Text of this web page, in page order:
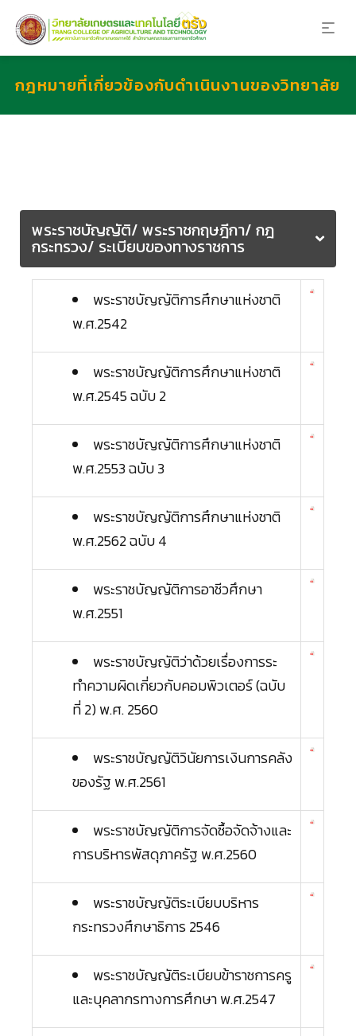
กฎหมายที่เกี่ยวข้องกับดำเนินงานของวิทยาลัย
พระราชบัญญัติ/ พระราชกฤษฎีกา/ กฎ
กระทรวง/ ระเบียบของทางราชการ
พระราชบัญญัติการศึกษาแห่งชาติ
พ.ศ.2542
พระราชบัญญัติการศึกษาแห่งชาติ
พ.ศ.2545 ฉบับ 2
พระราชบัญญัติการศึกษาแห่งชาติ
พ.ศ.2553 ฉบับ 3
พระราชบัญญัติการศึกษาแห่งชาติ
พ.ศ.2562 ฉบับ 4
พระราชบัญญัติการอาชีวศึกษา
พ.ศ.2551
พระราชบัญญัติว่าด้วยเรื่องการระ
ทำความผิดเกี่ยวกับคอมพิวเตอร์ (ฉบับ
ที่ 2) พ.ศ. 2560
พระราชบัญญัติวินัยการเงินการคลัง
ของรัฐ พ.ศ.2561
พระราชบัญญัติการจัดซื้อจัดจ้างและ
การบริหารพัสดุภาครัฐ พ.ศ.2560
พระราชบัญญัติระเบียบบริหาร
กระทรวงศึกษาธิการ 2546
พระราชบัญญัติระเบียบข้าราชการครู
และบุคลากรทางการศึกษา พ.ศ.2547